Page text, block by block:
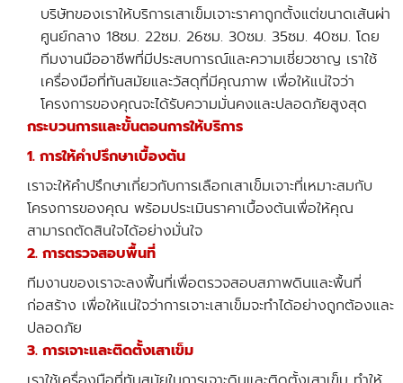
บริษัทของเราให้บริการเสาเข็มเจาะราคาถูกตั้งแต่ขนาดเส้นผ่า
ศูนย์กลาง 18ซม. 22ซม. 26ซม. 30ซม. 35ซม. 40ซม. โดย
ทีมงานมืออาชีพที่มีประสบการณ์และความเชี่ยวชาญ เราใช้
เครื่องมือที่ทันสมัยและวัสดุที่มีคุณภาพ เพื่อให้แน่ใจว่า
โครงการของคุณจะได้รับความมั่นคงและปลอดภัยสูงสุด
กระบวนการและขั้นตอนการให้บริการ
1. การให้คำปรึกษาเบื้องต้น
เราจะให้คำปรึกษาเกี่ยวกับการเลือกเสาเข็มเจาะที่เหมาะสมกับ
โครงการของคุณ พร้อมประเมินราคาเบื้องต้นเพื่อให้คุณ
สามารถตัดสินใจได้อย่างมั่นใจ
2. การตรวจสอบพื้นที่
ทีมงานของเราจะลงพื้นที่เพื่อตรวจสอบสภาพดินและพื้นที่
ก่อสร้าง เพื่อให้แน่ใจว่าการเจาะเสาเข็มจะทำได้อย่างถูกต้องและ
ปลอดภัย
3. การเจาะและติดตั้งเสาเข็ม